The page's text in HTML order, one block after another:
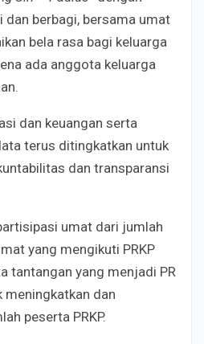
dan berbagi, bersama umat
bela rasa bagi keluarga
ada anggota keluarga
dan keuangan serta
terus ditingkatkan untuk
dan transparansi
umat dari jumlah
yang mengikuti PRKP
tantangan yang menjadi PR
dan
peserta PRKP.